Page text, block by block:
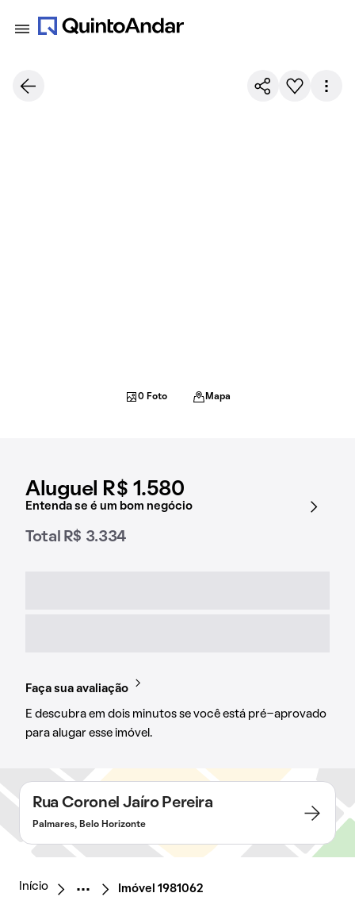
Aluguel R$ 1.580
Entenda se é um bom negócio
Total R$ 3.334
Faça sua avaliação
E descubra em dois minutos se você está pré-aprovado
para alugar esse imóvel.
0 Foto Mapa
Rua Coronel Jaíro Pereira
Palmares, Belo Horizonte
Início Imóvel 1981062